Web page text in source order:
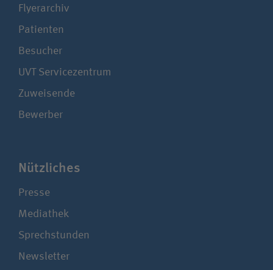
Flyerarchiv
Patienten
Besucher
UVT Service­zentrum
Zuweisende
Bewerber
Nützliches
Presse
Mediathek
Sprechstunden
Newsletter